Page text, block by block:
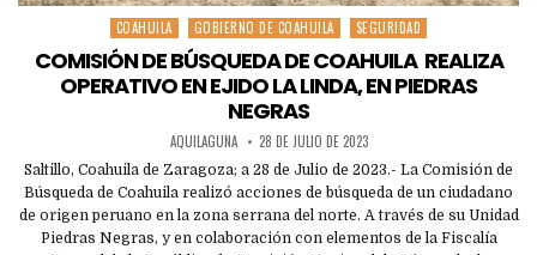
Posted
in
COAHUILA GOBIERNO DE COAHUILA SEGURIDAD
COMISIÓN DE BÚSQUEDA DE COAHUILA REALIZA
OPERATIVO EN EJIDO LA LINDA, EN PIEDRAS
NEGRAS
AQUILAGUNA 28 DE JULIO DE 2023
Saltillo, Coahuila de Zaragoza; a 28 de Julio de 2023.- La Comisión de
Búsqueda de Coahuila realizó acciones de búsqueda de un ciudadano
de origen peruano en la zona serrana del norte. A través de su Unidad
Piedras Negras, y en colaboración con elementos de la Fiscalía